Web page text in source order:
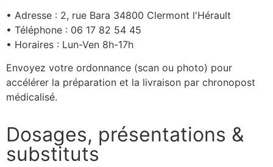
• Adresse : 2, rue Bara 34800 Clermont l'Hérault
• Téléphone : 06 17 82 54 45
• Horaires : Lun-Ven 8h-17h
Envoyez votre ordonnance (scan ou photo) pour
accélérer la préparation et la livraison par chronopost
médicalisé.
Dosages, présentations &
substituts